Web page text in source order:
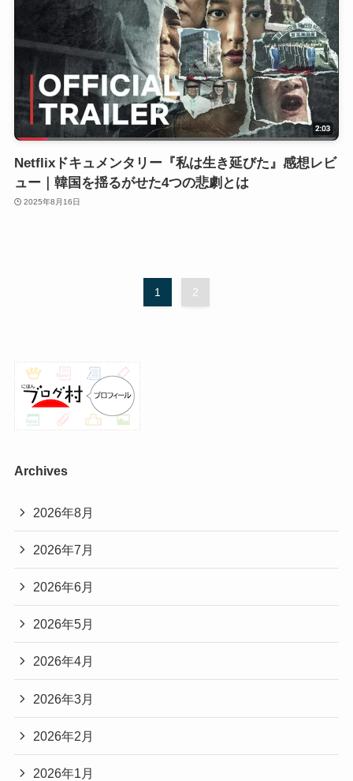
Netflixドキュメンタリー『私は生き延びた』感想レビ
ュー｜韓国を揺るがせた4つの悲劇とは
2025年8月16日
1 2
Archives
2026年8月
2026年7月
2026年6月
2026年5月
2026年4月
2026年3月
2026年2月
2026年1月